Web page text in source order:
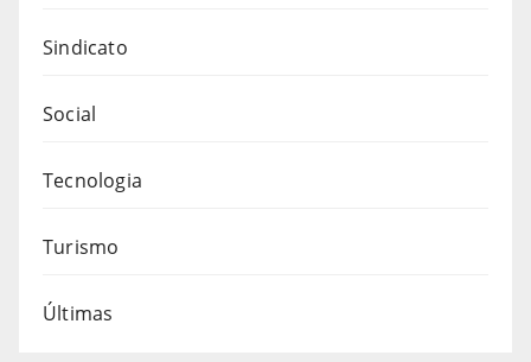
Sindicato
Social
Tecnologia
Turismo
Últimas